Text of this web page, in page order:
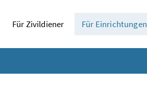
Für Zivildiener Für Einrichtungen